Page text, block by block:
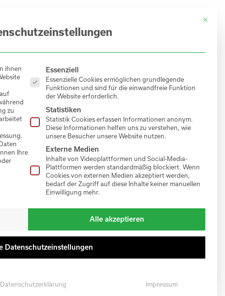
UNS KARRIERE KONTAKT
Mit
ihnen
zu
Ihre
Es folgt eine Liste der Service-Gruppen, für
Essenziell
Essenzielle Cookies ermöglichen grundlegende
Funktionen und sind für die einwandfreie Funktion
der Website erforderlich.
Statistiken
Statistik Cookies erfassen Informationen anonym.
Diese Informationen helfen uns zu verstehen, wie
unsere Besucher unsere Website nutzen.
Externe Medien
Inhalte von Videoplattformen und Social-Media-
Plattformen werden standardmäßig blockiert. Wenn
Cookies von externen Medien akzeptiert werden,
bedarf der Zugriff auf diese Inhalte keiner manuellen
Einwilligung mehr.
Alle akzeptieren
Datenschutzeinstellungen
Datenschutzerklärung Impressum